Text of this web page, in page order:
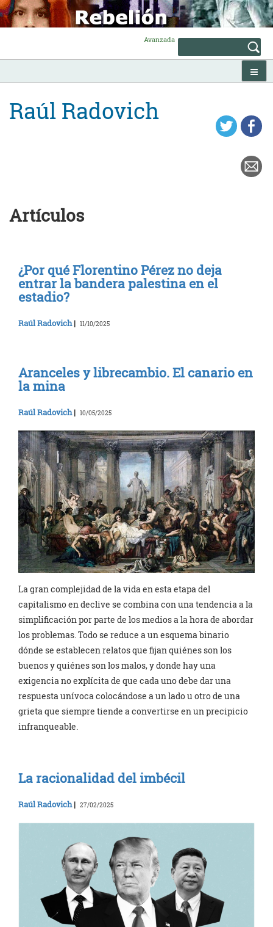
Skip
to
content
Avanzada
Raúl Radovich
Artículos
¿Por qué Florentino Pérez no deja
entrar la bandera palestina en el
estadio?
Raúl Radovich| 11/10/2025
Aranceles y librecambio. El canario en
la mina
Raúl Radovich| 10/05/2025
La gran complejidad de la vida en esta etapa del
capitalismo en declive se combina con una tendencia a la
simplificación por parte de los medios a la hora de abordar
los problemas. Todo se reduce a un esquema binario
dónde se establecen relatos que fijan quiénes son los
buenos y quiénes son los malos, y donde hay una
exigencia no explícita de que cada uno debe dar una
respuesta unívoca colocándose a un lado u otro de una
grieta que siempre tiende a convertirse en un precipicio
infranqueable.
La racionalidad del imbécil
Raúl Radovich| 27/02/2025